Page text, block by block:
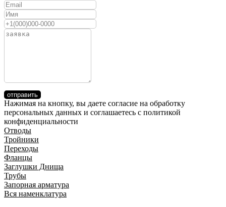
отправить
Нажимая на кнопку, вы даете согласие на обработку
персональных данных и соглашаетесь c политикой
конфиденциальности
Отводы
Тройники
Переходы
Фланцы
Заглушки Днища
Трубы
Запорная арматура
Вся наменклатура